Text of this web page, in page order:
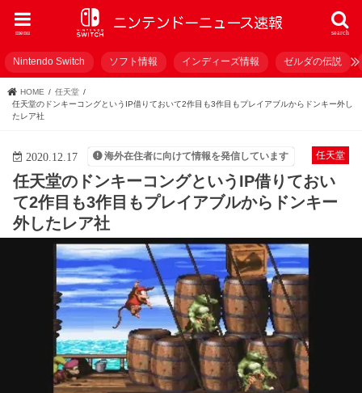
search
menu
Nintendo Switch ソフト情報 インディーズ情報 ゼルダの伝説
HOME
任天堂
任天堂のドンキーコングというIP借りておいて2作目も3作目もプレイアブルからドンキー外し
たレア社
任天堂
2020.12.17 海外在住者に向けて情報を発信しています
任天堂のドンキーコングというIP借りておい
て2作目も3作目もプレイアブルからドンキー
外したレア社